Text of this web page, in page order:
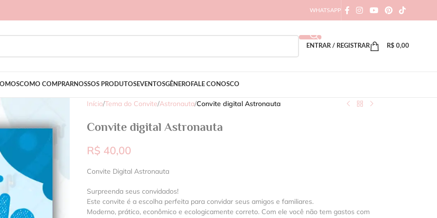
WHATSAPP
ENTRAR / REGISTRAR R$ 0,00
COMO COMPRARNOSSOS PRODUTOSEVENTOSGÊNERO FALE CONOSCO
Início/Tema do Convite/Astronauta/Convite digital Astronauta
Convite digital Astronauta
R$ 40,00
Convite Digital Astronauta
Surpreenda seus convidados!
Este convite é a escolha perfeita para convidar seus amigos e familiares.
Moderno, prático, econômico e ecologicamente correto. Com ele você não tem gastos com